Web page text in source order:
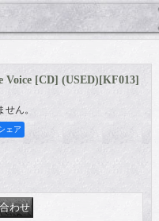
Voice [CD] (USED) [KF013]
ん。
ェア